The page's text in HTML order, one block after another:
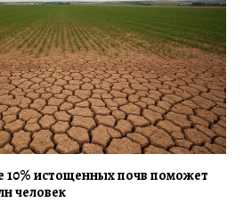
10% истощенных почв поможет
человек